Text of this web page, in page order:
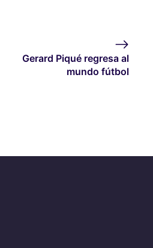
Gerard Piqué regresa al
mundo fútbol